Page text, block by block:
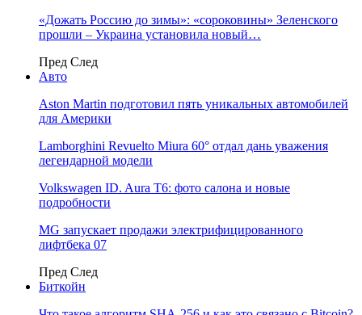
«Дожать Россию до зимы»: «сороковины» Зеленского
прошли – Украина установила новый…
Пред След
Авто
Aston Martin подготовил пять уникальных автомобилей
для Америки
Lamborghini Revuelto Miura 60° отдал дань уважения
легендарной модели
Volkswagen ID. Aura T6: фото салона и новые
подробности
MG запускает продажи электрифицированного
лифтбека 07
Пред След
Биткойн